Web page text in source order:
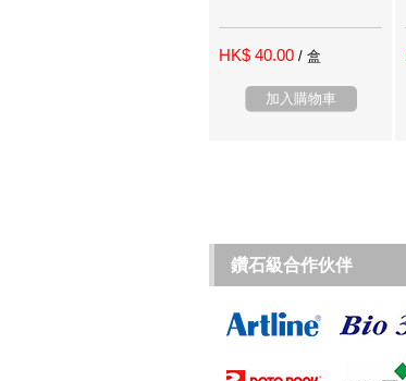
HK$ 40.00 / 盒
加入購物車
鑽石級合作伙伴